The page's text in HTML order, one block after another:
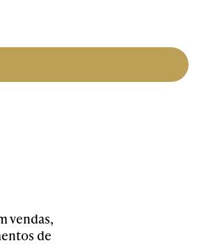
vendas,
de